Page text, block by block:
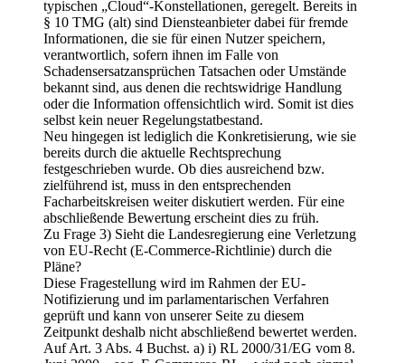
typischen „Cloud“-Konstellationen, geregelt. Bereits in
§ 10 TMG (alt) sind Diensteanbieter dabei für fremde
Informationen, die sie für einen Nutzer speichern,
verantwortlich, sofern ihnen im Falle von
Schadensersatzansprüchen Tatsachen oder Umstände
bekannt sind, aus denen die rechtswidrige Handlung
oder die Information offensichtlich wird. Somit ist dies
selbst kein neuer Regelungstatbestand.
Neu hingegen ist lediglich die Konkretisierung, wie sie
bereits durch die aktuelle Rechtsprechung
festgeschrieben wurde. Ob dies ausreichend bzw.
zielführend ist, muss in den entsprechenden
Facharbeitskreisen weiter diskutiert werden. Für eine
abschließende Bewertung erscheint dies zu früh.
Zu Frage 3) Sieht die Landesregierung eine Verletzung
von EU-Recht (E-Commerce-Richtlinie) durch die
Pläne?
Diese Fragestellung wird im Rahmen der EU-
Notifizierung und im parlamentarischen Verfahren
geprüft und kann von unserer Seite zu diesem
Zeitpunkt deshalb nicht abschließend bewertet werden.
Auf Art. 3 Abs. 4 Buchst. a) i) RL 2000/31/EG vom 8.